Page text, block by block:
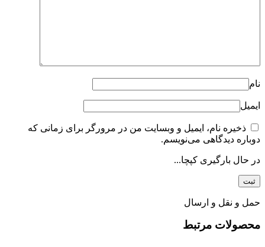
نام
ایمیل
ذخیره نام، ایمیل و وبسایت من در مرورگر برای زمانی که
دوباره دیدگاهی می‌نویسم.
در حال بارگیری کپچا...
حمل و نقل و ارسال
محصولات مرتبط